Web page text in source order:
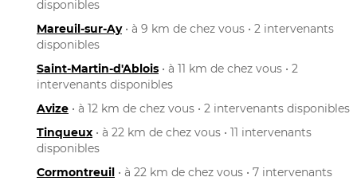
disponibles
Mareuil-sur-Ay• à 9 km de chez vous • 2 intervenants
disponibles
Saint-Martin-d'Ablois • à 11 km de chez vous • 2
intervenants disponibles
Avize • à 12 km de chez vous • 2 intervenants disponibles
Tinqueux • à 22 km de chez vous • 11 intervenants
disponibles
Cormontreuil • à 22 km de chez vous • 7 intervenants